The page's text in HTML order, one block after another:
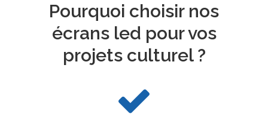
Pourquoi choisir nos
écrans led pour vos
projets culturel ?